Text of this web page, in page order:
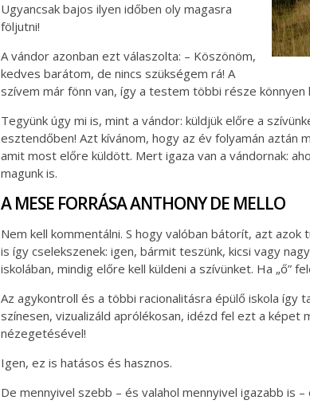
Ugyancsak bajos ilyen időben oly magasra
följutni!
A vándor azonban ezt válaszolta: – Köszönöm,
kedves barátom, de nincs szükségem rá! A
szívem már fönn van, így a testem többi része könnyen
Tegyünk úgy mi is, mint a vándor: küldjük előre a
esztendőben! Azt kívánom, hogy az év folyamán aztán
amit most előre küldött. Mert igaza van a vándornak:
magunk is.
A MESE FORRÁSA ANTHONY DE MELLO
Nem kell kommentálni. S hogy valóban bátorít, azt azok
is így cselekszenek: igen, bármit teszünk, kicsi vagy
iskolában, mindig előre kell küldeni a szívünket. Ha „ő”
Az agykontroll és a többi racionalitásra épülő iskola így
színesen, vizualizáld aprólékosan, idézd fel ezt a képet
nézegetésével!
Igen, ez is hatásos és hasznos.
De mennyivel szebb – és valahol mennyivel igazabb is –